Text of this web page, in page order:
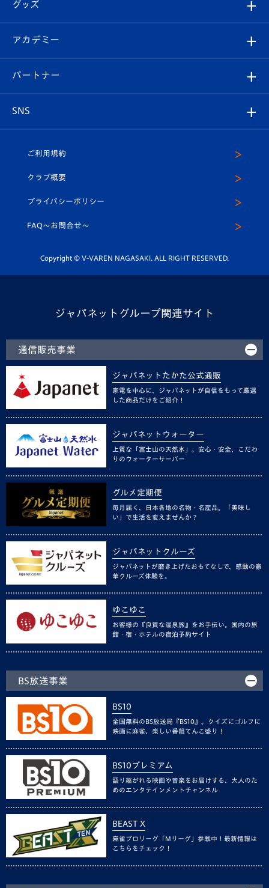
チケット
イベント
メディア
ホームタウン
スタッフプロフィール
マスコット紹介
平和祈念活動
ホームタウン活動
Revive Team
ヴィヴィくんの長崎おもてなしガイド
フォトギャラリー
スタジアムグルメ
V-LOVERS（ファンクラブ）
プレイヤーズスイート
グッズ
オンラインショップ
店舗情報
アカデミー
育成からのお知らせ
U-18
スクール
パートナー
SNS
ヴィヴィくんインスタグラム
公式LINE＠
ご利用規約
クラブ概要
プライバシーポリシー
FAQ〜お問合せ〜
Copyright © V-VAREN NAGASAKI. ALL RIGHT RESERVED.
ジャパネットグループ関連サイト
通信販売事業
ジャパネットたかた公式通販
家電を中心に、ジャパネットが自信をもって厳選
した商品だけをご紹介！
ジャパネットウォーター
上質な「富士山の天然水」。安心・安全、こだわ
りのウォーターサーバー
グルメ定期便
毎月届く、日本各地の名物・名産品。「美味し
い」で生活を変えませんか？
ジャパネットクルーズ
ジャパネットが磨き上げたおもてなしで、感動の豪
華クルーズ体験を。
ゆこゆこ
お客様の『良質な温泉旅』をお手伝い。国内の旅
館・宿・ホテルの宿泊予約サイト
BS放送事業
BS10
全国無料のBS放送局『BS10』。クイズにゴルフに
映画に麻雀、楽しい番組てんこ盛り！
BS10プレミアム
語り継がれる映画や音楽をお届けする、大人のた
めのエンタテインメントチャンネル
BEAST X
麻雀プロリーグ「Mリーグ」参戦中！最新情報は
こちらをチェック！